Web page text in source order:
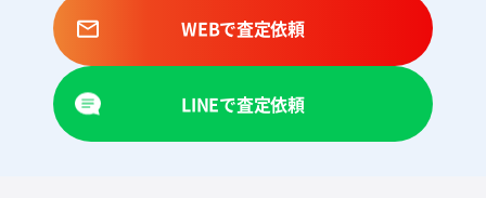
WEBで査定依頼
LINEで査定依頼